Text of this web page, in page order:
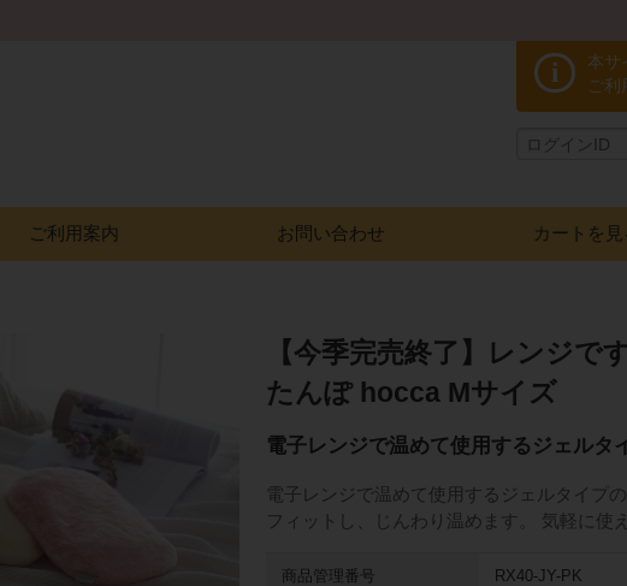
i
本サ
ご利
ご利用案内 お問い合わせ カートを見
【今季完売終了】レンジ
たんぽ hocca Mサイズ
電子レンジで温めて使用するジェルタ
電子レンジで温めて使用するジェルタイプ
フィットし、じんわり温めます。 気軽に使
商品管理番号 RX40-JY-PK